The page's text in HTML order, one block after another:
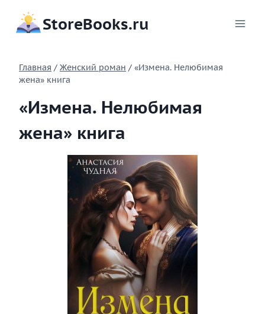
содержимому
StoreBooks.ru
Главная / Женский роман / «Измена. Нелюбимая
жена» книга
«Измена. Нелюбимая
жена» книга